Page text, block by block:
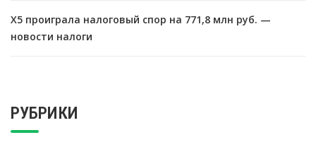
X5 проиграла налоговый спор на 771,8 млн руб. —
новости налоги
РУБРИКИ